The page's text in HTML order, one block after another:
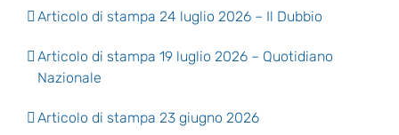
Articolo di stampa 24 luglio 2026 – Il Dubbio
Articolo di stampa 19 luglio 2026 – Quotidiano
Nazionale
Articolo di stampa 23 giugno 2026